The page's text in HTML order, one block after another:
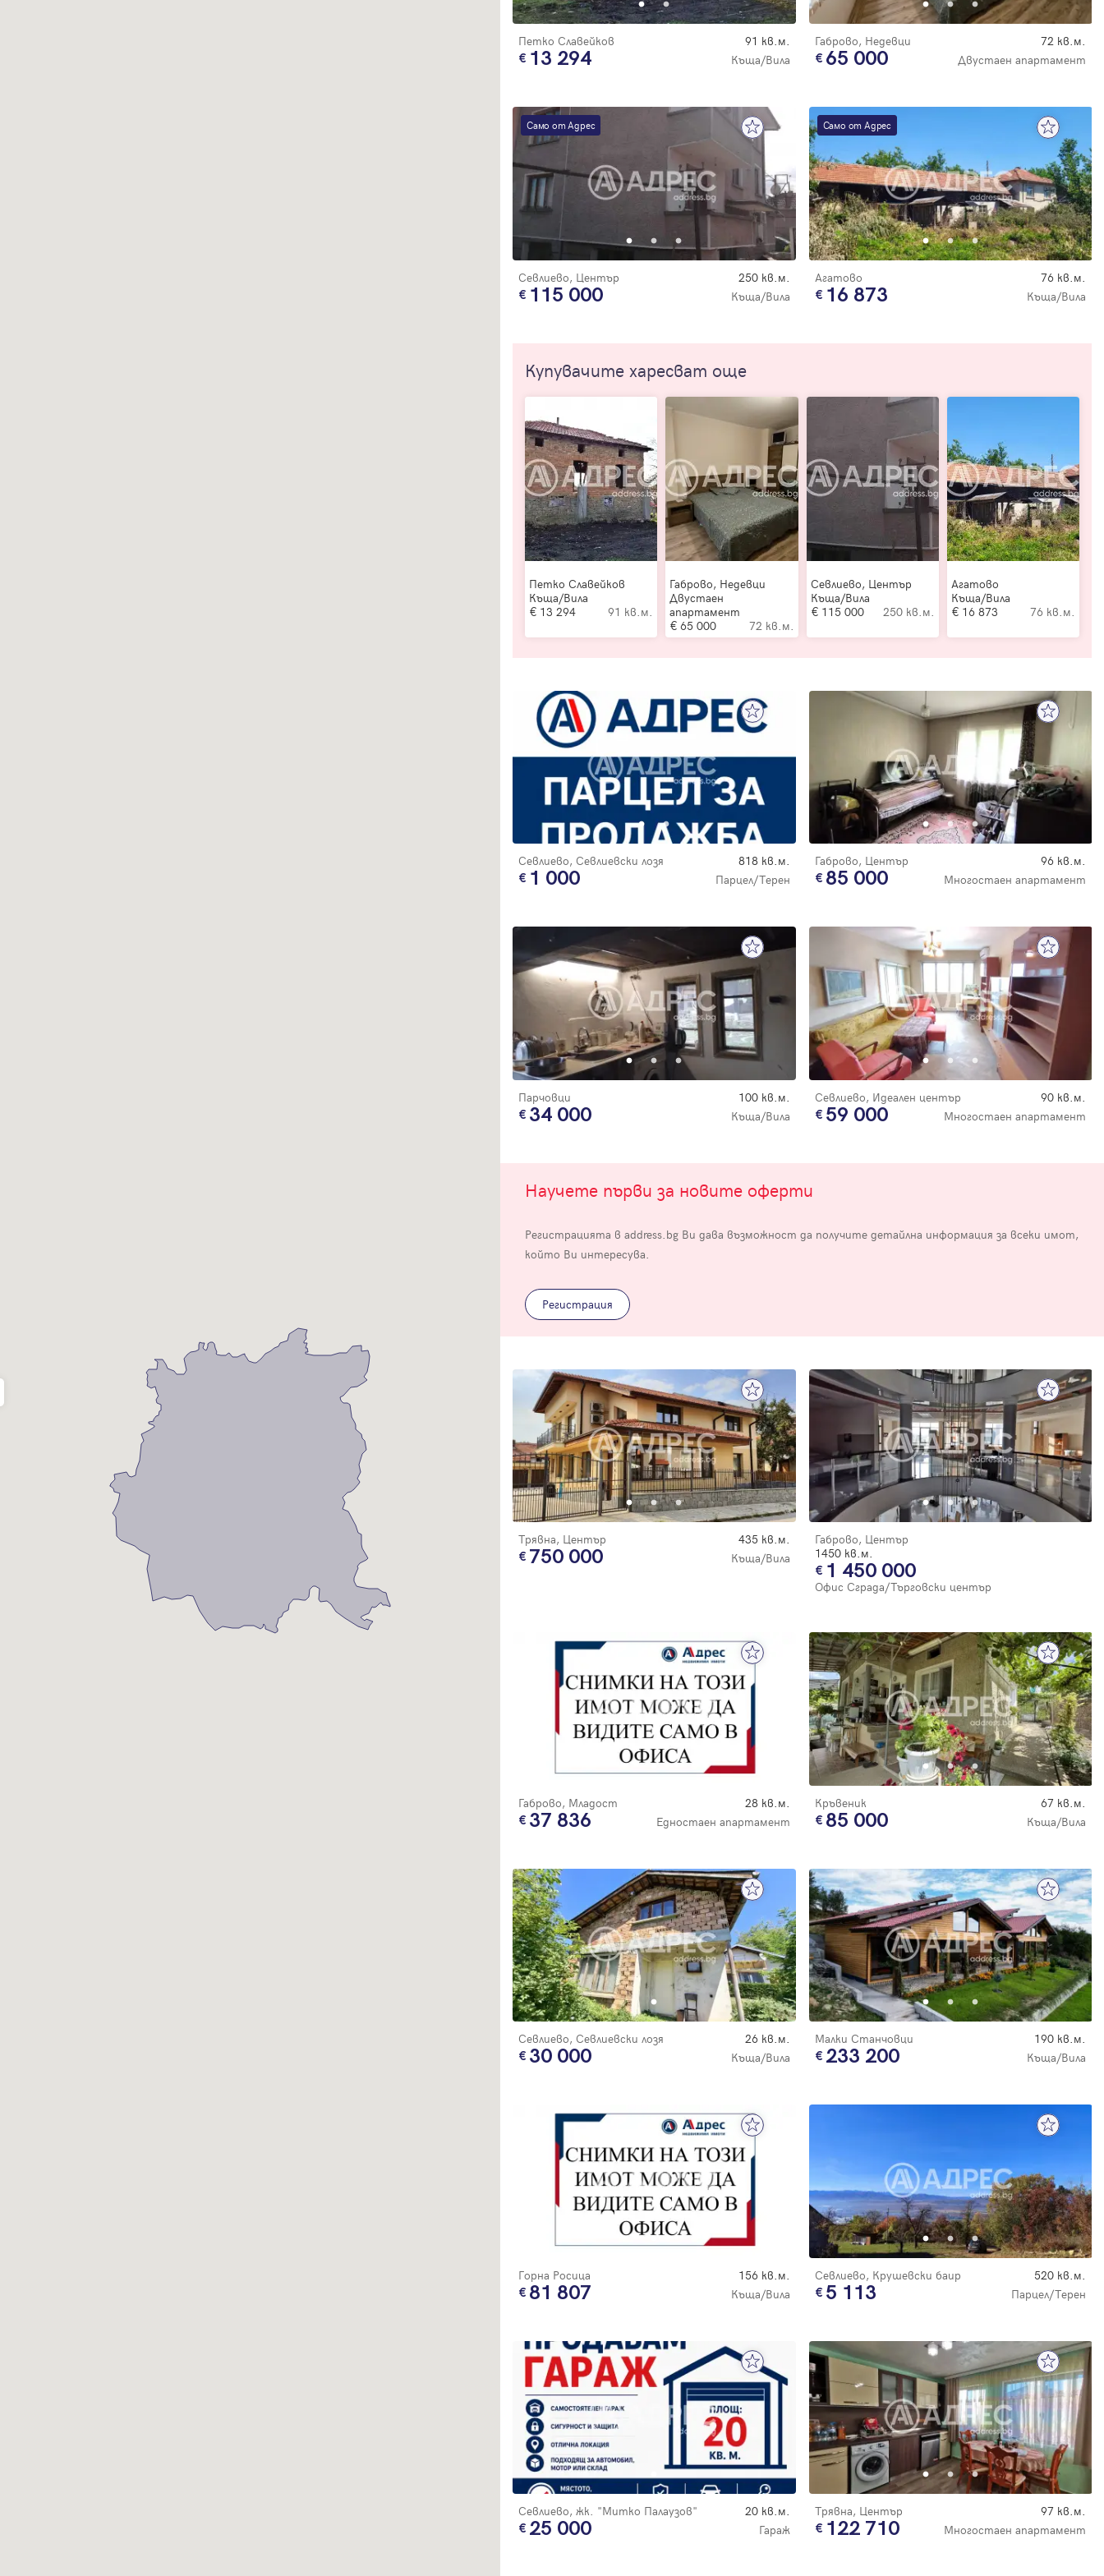
Петко Славейков 91 кв.м.
13 294 Къща/Вила
Габрово, Недевци 72 кв.м.
65 000 Двустаен апартамент
Само от Адрес
Севлиево, Център 250 кв.м.
115 000 Къща/Вила
Само от Адрес
Агатово 76 кв.м.
16 873 Къща/Вила
Купувачите харесват още
Петко Славейков
Къща/Вила
13 294
91 кв.м.
Габрово, Недевци
Двустаен
апартамент
65 000
72 кв.м.
Севлиево, Център
Къща/Вила
115 000
250 кв.м.
Агатово
Къща/Вила
16 873
76 кв.м.
Севлиево, Севлиевски лозя 818 кв.м.
1 000 Парцел/Терен
Габрово, Център 96 кв.м.
85 000 Многостаен апартамент
Парчовци 100 кв.м.
34 000 Къща/Вила
Севлиево, Идеален център 90 кв.м.
59 000 Многостаен апартамент
Научете първи за новите оферти
Регистрацията в address.bg Ви дава възможност да получите детайлна информация за всеки имот,
който Ви интересува.
Регистрация
Трявна, Център 435 кв.м.
750 000 Къща/Вила
Габрово, Център
1450 кв.м.
1 450 000
Офис Сграда/Търговски център
Габрово, Младост 28 кв.м.
37 836 Едностаен апартамент
Кръвеник 67 кв.м.
85 000 Къща/Вила
Севлиево, Севлиевски лозя 26 кв.м.
30 000 Къща/Вила
Малки Станчовци 190 кв.м.
233 200 Къща/Вила
Горна Росица 156 кв.м.
81 807 Къща/Вила
Севлиево, Крушевски баир 520 кв.м.
5 113 Парцел/Терен
Севлиево, жк. "Митко Палаузов" 20 кв.м.
25 000 Гараж
Трявна, Център 97 кв.м.
122 710 Многостаен апартамент
Благодарим ви! Проверете имейл адрес си, за да активирате
Успех!
Благодарим ви! Очаквайте скоро да се свържем с вас!
Продължи с Google
или влезте с имейл
Парола
Регистрация